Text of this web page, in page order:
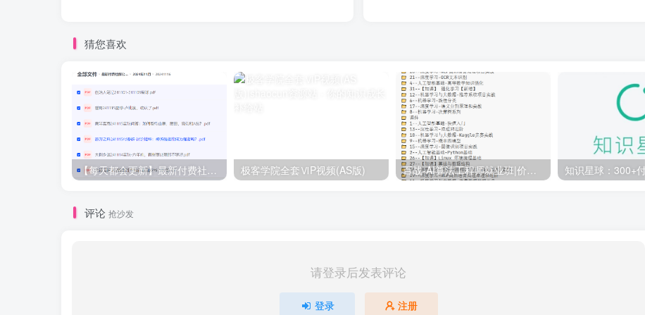
猜您喜欢
【每天都会更新】最新付费社群公众号文章 极客学院全套ⅥP视频(AS版) 百战-AI算法工程师就业班|价值18980元|冲击百万年薪|完结无秘
评论 抢沙发
请登录后发表评论
登录 注册